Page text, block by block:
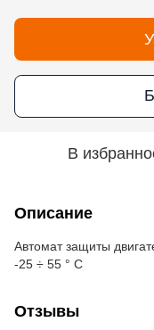
В
Описание
Автомат защиты
-25 ÷ 55 ° C
Отзывы